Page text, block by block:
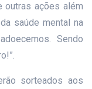
outras ações além
saúde mental na
Sendo
sorteados aos